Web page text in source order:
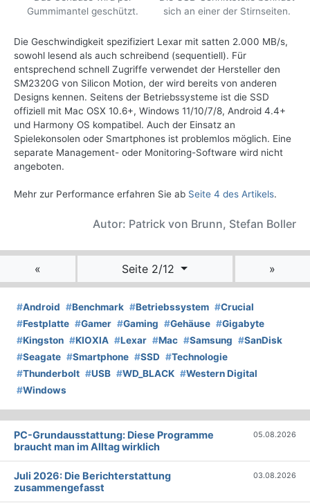
Gummimantel geschützt.
sich an einer der Stirnseiten.
Die Geschwindigkeit spezifiziert Lexar mit satten 2.000 MB/s,
sowohl lesend als auch schreibend (sequentiell). Für
entsprechend schnell Zugriffe verwendet der Hersteller den
SM2320G von Silicon Motion, der wird bereits von anderen
Designs kennen. Seitens der Betriebssysteme ist die SSD
offiziell mit Mac OSX 10.6+, Windows 11/10/7/8, Android 4.4+
und Harmony OS kompatibel. Auch der Einsatz an
Spielekonsolen oder Smartphones ist problemlos möglich. Eine
separate Management- oder Monitoring-Software wird nicht
angeboten.
Mehr zur Performance erfahren Sie ab Seite 4 des Artikels.
Autor: Patrick von Brunn, Stefan Boller
« Seite 2/12 »
#Android #Benchmark #Betriebssystem #Crucial
#Festplatte #Gamer #Gaming #Gehäuse #Gigabyte
#Kingston #KIOXIA #Lexar #Mac #Samsung #SanDisk
#Seagate #Smartphone #SSD #Technologie
#Thunderbolt #USB #WD_BLACK #Western Digital
#Windows
PC-Grundausstattung: Diese Programme
braucht man im Alltag wirklich
05.08.2026
Juli 2026: Die Bericht­erstattung
zusammengefasst
03.08.2026